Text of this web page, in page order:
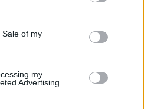
and its third-party tags to
purposes in below Google
of my
my
Advertising.